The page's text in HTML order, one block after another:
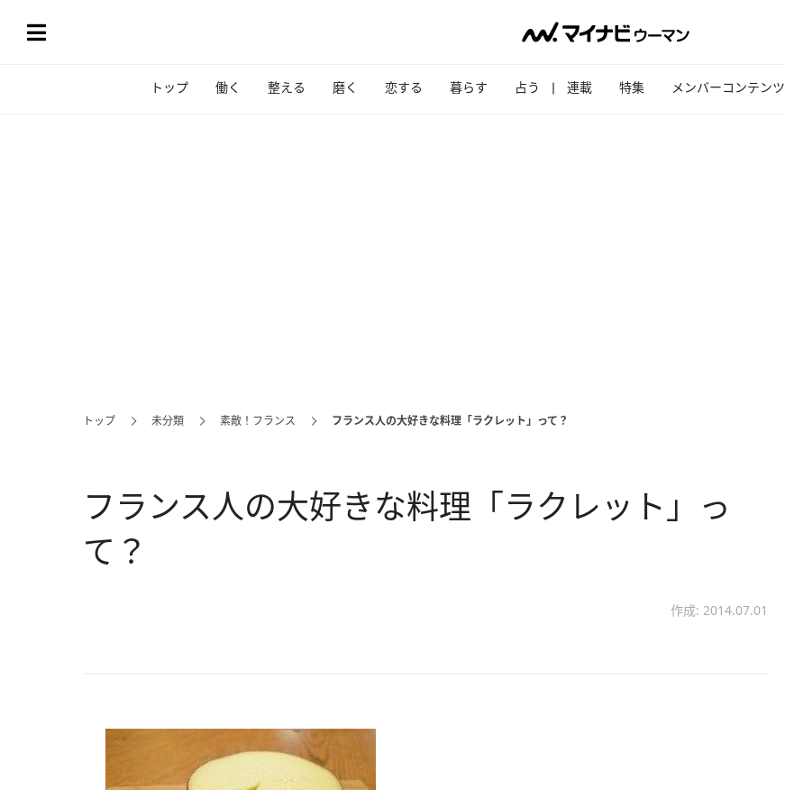
トップ 働く 整える 磨く 恋する 暮らす 占う 連載 特集 メンバーコンテンツ
トップ 未分類 素敵！フランス フランス人の大好きな料理「ラクレット」って？
フランス人の大好きな料理「ラクレット」っ
て？
作成: 2014.07.01